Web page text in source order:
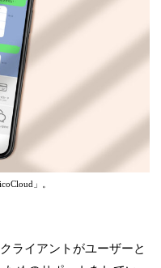
」。
ライアントがユーザーと